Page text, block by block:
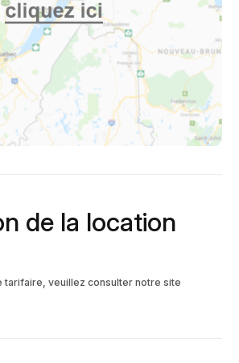
de la location
tarifaire, veuillez consulter notre site